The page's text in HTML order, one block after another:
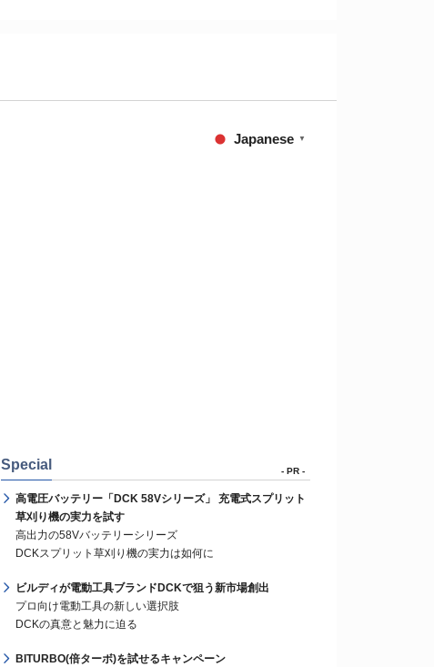
Japanese ▼
Special - PR -
高電圧バッテリー「DCK 58Vシリーズ」 充電式スプリット
草刈り機の実力を試す
高出力の58Vバッテリーシリーズ
DCKスプリット草刈り機の実力は如何に
ビルディが電動工具ブランドDCKで狙う新市場創出
プロ向け電動工具の新しい選択肢
DCKの真意と魅力に迫る
BITURBO(倍ターボ)を試せるキャンペーン